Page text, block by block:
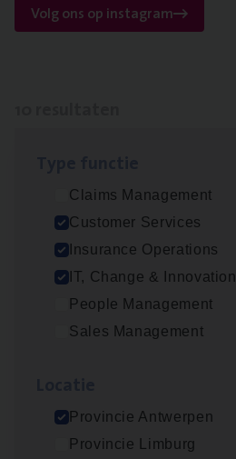
Volg ons op instagram
Claims Management
Customer Services
Insurance Operations
IT, Change & Innovation
People Management
Sales Management
Provincie Antwerpen
Provincie Limburg
Test Ana­lyst
IT, Change & Innovation
Antwerpen
Busi­ness Analyst